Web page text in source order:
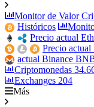
Monitor de Valor
Históricos
Precio actual
Precio
actual Binance
Criptomonedas
Exchanges 204
Más